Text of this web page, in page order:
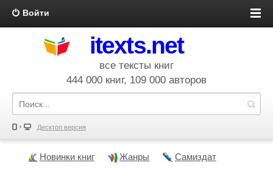
Войти
itexts.net
все тексты книг
444 000 книг, 109 000 авторов
Десктоп версия
Новинки книг Жанры Самиздат